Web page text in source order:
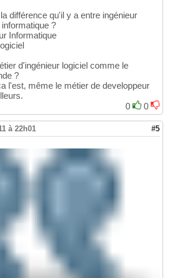
différence qu'il y a entre ingénieur
?
Informatique
d'ingénieur logiciel comme le
?
l'est, même le métier de developpeur
0
0
à 22h01 #5